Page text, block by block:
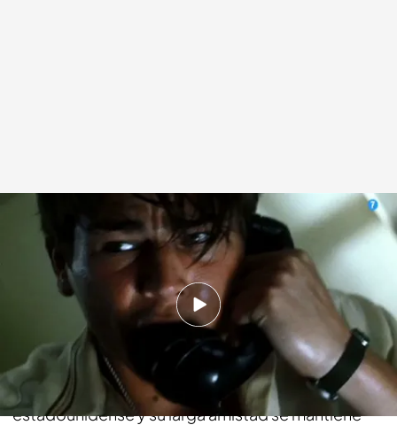
fdf.es
29 NOV 2015 - 19:15h.
Segunda Guerra Mundial (1939-1945). Rafe y
Danny crecieron juntos en una zona rural
estadounidense y su larga amistad se mantiene